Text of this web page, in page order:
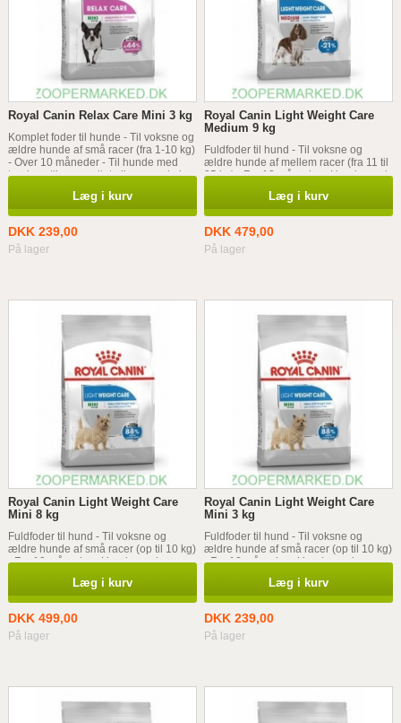
Royal Canin Relax Care Mini 3 kg
Komplet foder til hunde - Til voksne og
ældre hunde af små racer (fra 1-10 kg)
- Over 10 måneder - Til hunde med
tendens til nærvøsitet eller som skal
Læg i kurv
DKK 239,00
På lager
Royal Canin Light Weight Care
Medium 9 kg
Fuldfoder til hund - Til voksne og
ældre hunde af mellem racer (fra 11 til
25 kg) - Fra 12 måneder - Hunde med
Læg i kurv
DKK 479,00
På lager
Royal Canin Light Weight Care
Mini 8 kg
Fuldfoder til hund - Til voksne og
ældre hunde af små racer (op til 10 kg)
- Fra 10 måneder - Hunde med
Læg i kurv
DKK 499,00
På lager
Royal Canin Light Weight Care
Mini 3 kg
Fuldfoder til hund - Til voksne og
ældre hunde af små racer (op til 10 kg)
- Fra 10 måneder - Hunde med
Læg i kurv
DKK 239,00
På lager